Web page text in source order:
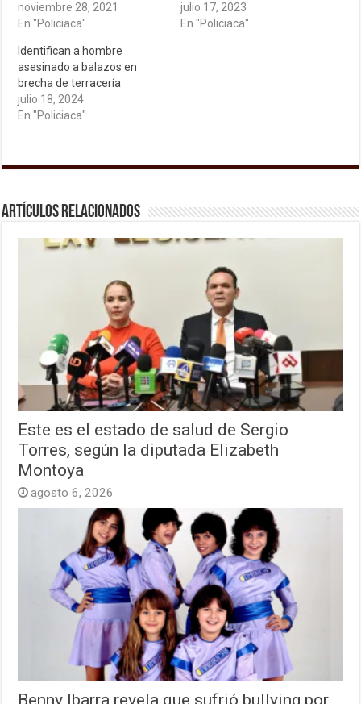
noviembre 28, 2021
En "Policiaca"
julio 17, 2023
En "Policiaca"
Identifican a hombre
asesinado a balazos en
brecha de terracería
julio 18, 2024
En "Policiaca"
Artículos relacionados
Este es el estado de salud de Sergio
Torres, según la diputada Elizabeth
Montoya
agosto 6, 2026
Benny Ibarra revela que sufrió bullying por